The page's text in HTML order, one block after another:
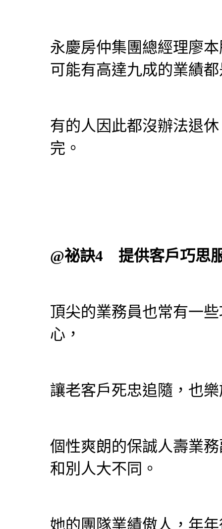
永慶房仲集團總經理廖
可能有高達九成的業績
有的人因此都沒辦法退
完。
@祕訣4 提供客戶巧思
頂尖的業務員也常有一
心，
讓老客戶死忠追隨，也
個性爽朗的保誠人壽業
和別人大不同。
她的團隊業績傲人，年